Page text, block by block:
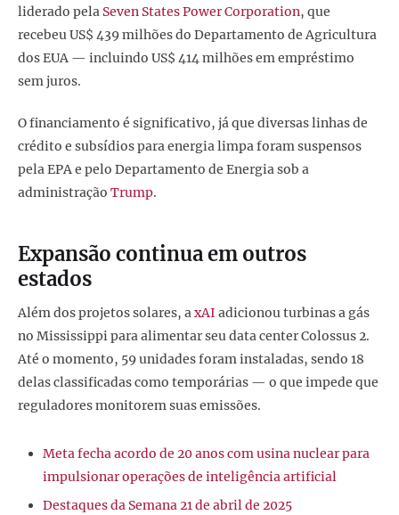
liderado pela Seven States Power Corporation, que
recebeu US$ 439 milhões do Departamento de Agricultura
dos EUA — incluindo US$ 414 milhões em empréstimo
sem juros.
O financiamento é significativo, já que diversas linhas de
crédito e subsídios para energia limpa foram suspensos
pela EPA e pelo Departamento de Energia sob a
administração Trump.
Expansão continua em outros
estados
Além dos projetos solares, axAI adicionou turbinas a gás
no Mississippi para alimentar seu data center Colossus 2.
Até o momento, 59 unidades foram instaladas, sendo 18
delas classificadas como temporárias — o que impede que
reguladores monitorem suas emissões.
Meta fecha acordo de 20 anos com usina nuclear para
impulsionar operações de inteligência artificial
Destaques da Semana 21 de abril de 2025